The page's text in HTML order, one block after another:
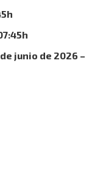
junio de 2026 –